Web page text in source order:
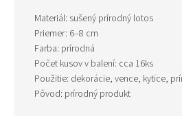
Materiál: sušený prírodný lotos
Priemer: 6–8 cm
Farba: prírodná
Počet kusov v balení: cca 16ks
Použitie: dekorácie, vence, kytice,
Pôvod: prírodný produkt